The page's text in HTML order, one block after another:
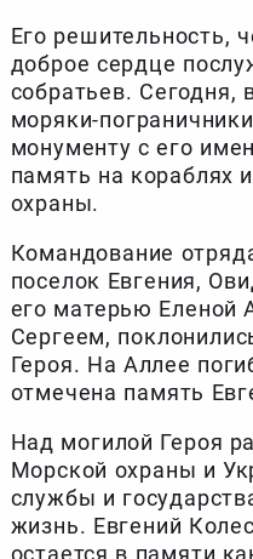
Его решительность,
доброе сердце
собратьев. Сегодня,
моряки-
монументу с его
память на кораблях
охраны.
Командование
поселок Евгения,
его матерью Еленой
Сергеем,
Героя. На Аллее
отмечена память
Над могилой Героя
Морской охраны и
службы и
жизнь. Евгений
остается в памяти